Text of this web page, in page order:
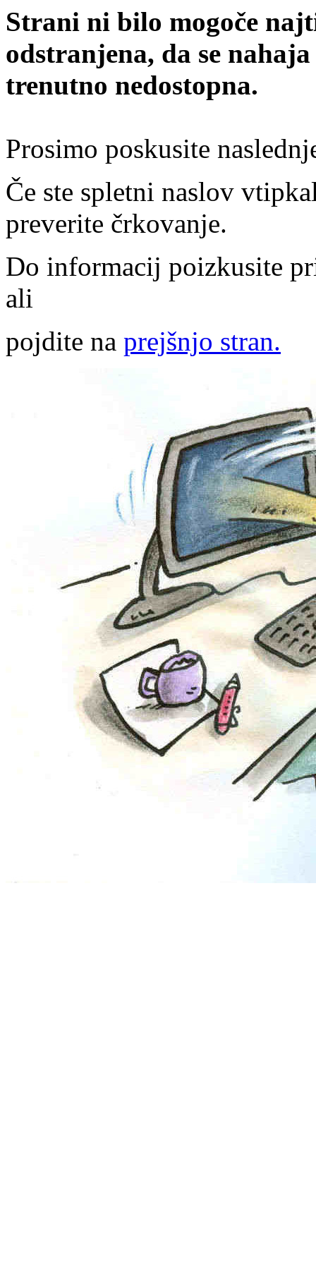
Strani ni bilo mogoče
odstranjena, da se
trenutno nedostopna.
Prosimo poskusite
Če ste spletni naslov
preverite črkovanje.
Do informacij poizkusite
ali
pojdite na prejšnjo stran.